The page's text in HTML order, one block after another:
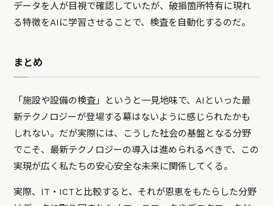
データを人が目視で確認していたが、破損箇所特有に現れ
る特徴をAIに学習させることで、検査を自動化するのだ。
まとめ
「施設や設備の検査」というと一見地味で、AIといった最
新テクノロジーが登場する幕はないように感じられたかも
しれない。だが実際には、こうした社会の基盤となる分野
でこそ、最新テクノロジーの導入は進められるべきで、この
実現が広く私たちの安心安全な未来に関係してくる。
実際、IT・ICTと比較すると、それが恩恵をもたらした分野